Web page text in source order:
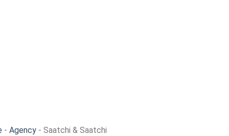
- Agency- Saatchi & Saatchi